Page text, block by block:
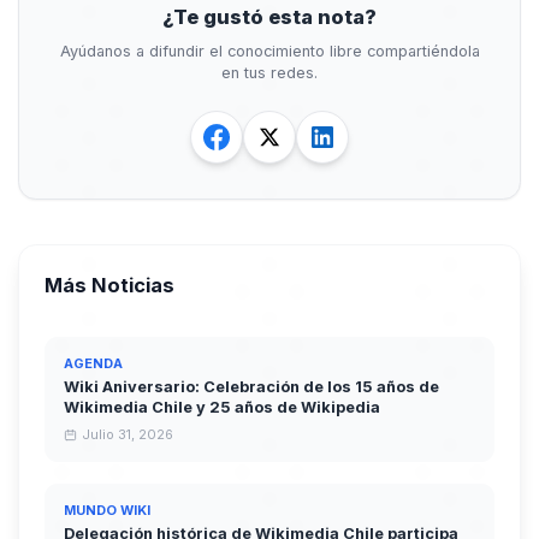
¿Te gustó esta nota?
Ayúdanos a difundir el conocimiento libre compartiéndola
en tus redes.
Más Noticias
AGENDA
Wiki Aniversario: Celebración de los 15 años de
Wikimedia Chile y 25 años de Wikipedia
Julio 31, 2026
MUNDO WIKI
Delegación histórica de Wikimedia Chile participa